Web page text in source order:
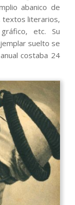
abanico de
textos literarios,
etc. Su
suelto se
costaba 24